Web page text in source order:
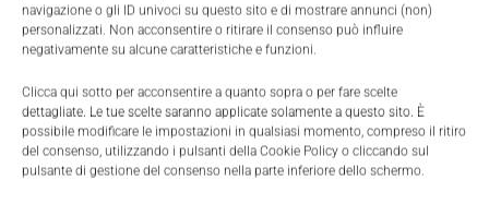
navigazione o gli ID univoci su questo sito e di mostrare annunci (non)
personalizzati. Non acconsentire o ritirare il consenso può influire
negativamente su alcune caratteristiche e funzioni.
Clicca qui sotto per acconsentire a quanto sopra o per fare scelte
dettagliate. Le tue scelte saranno applicate solamente a questo sito. È
possibile modificare le impostazioni in qualsiasi momento, compreso il ritiro
del consenso, utilizzando i pulsanti della Cookie Policy o cliccando sul
pulsante di gestione del consenso nella parte inferiore dello schermo.
Edicola